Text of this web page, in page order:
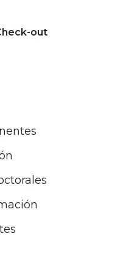
out